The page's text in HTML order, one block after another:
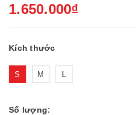
1.650.000₫
Kích thước
S M L
Số lượng: